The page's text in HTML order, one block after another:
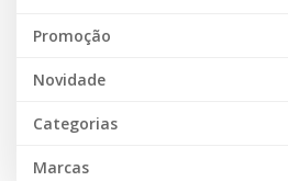
Promoção
Novidade
Categorias
Marcas